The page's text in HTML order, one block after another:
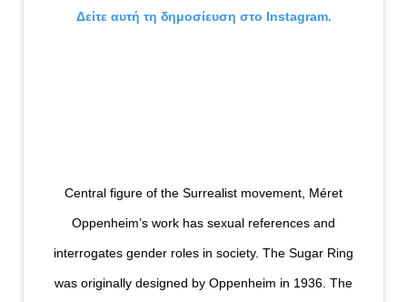
Δείτε αυτή τη δημοσίευση στο Instagram.
Central figure of the Surrealist movement, Méret
Oppenheim’s work has sexual references and
interrogates gender roles in society. The Sugar Ring
was originally designed by Oppenheim in 1936. The